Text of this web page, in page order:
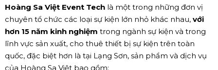
Hoàng Sa Việt Event Tech là một trong những đơn vị
chuyên tổ chức các loại sự kiện lớn nhỏ khác nhau, với
hơn 15 năm kinh nghiệm trong ngành sự kiện và trong
lĩnh vực sản xuất, cho thuê thiết bị sự kiện trên toàn
quốc, đặc biệt hơn là tại Lạng Sơn, sản phẩm và dịch vụ
của Hoàng Sa Việt bao gồm: